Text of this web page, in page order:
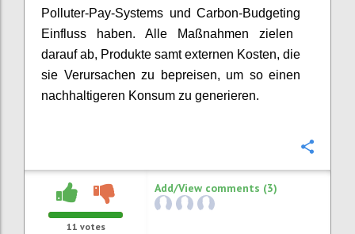
Polluter-Pay-Systems und Carbon-Budgeting
Einfluss
haben. Alle Maßnahmen zielen
daraufab, Produkte samt externen Kosten, die
sie Verursachen zu
bepreisen, um so einen
nachhaltigeren Konsum zu generieren.
11 votes
Add/View comments (3)